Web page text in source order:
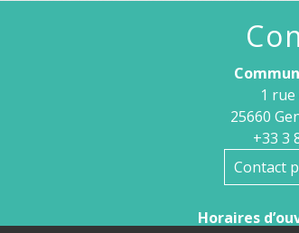
1
25660
+33 3
Contact
Horaires